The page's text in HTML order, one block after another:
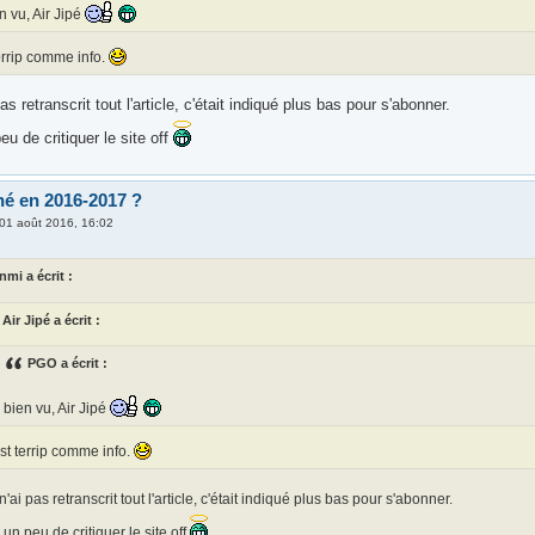
vu, Air Jipé
comme info.
retranscrit tout l'article, c'était indiqué plus bas pour s'abonner.
de critiquer le site off
en 2016-2017 ?
01 août 2016, 16:02
a écrit :
Air Jipé a écrit :
PGO a écrit :
bien vu, Air Jipé
terrip comme info.
pas retranscrit tout l'article, c'était indiqué plus bas pour s'abonner.